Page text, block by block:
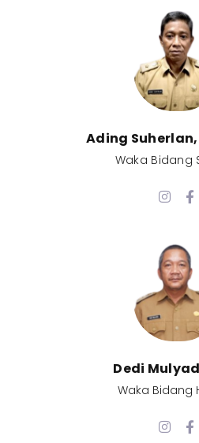
Ading Suherlan,
Waka Bidang
Dedi
Waka Bidang